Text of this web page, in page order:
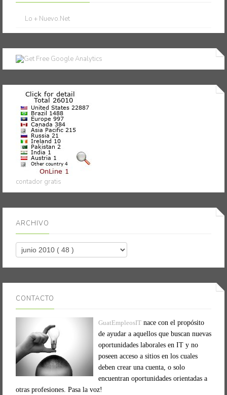
Lo + Nuevo.Net
contador gratis
ARCHIVO
CONTACTO
GuatEmpleosIT nace con el propósito
de ayudar a aquellos que buscan nuevas
oportunidades laborales en IT y no
poseen acceso a sitios en los cuales
deben crear una cuenta, o solo
encuentran oportunidades orientadas a
otras profesiones. Pasa la voz!